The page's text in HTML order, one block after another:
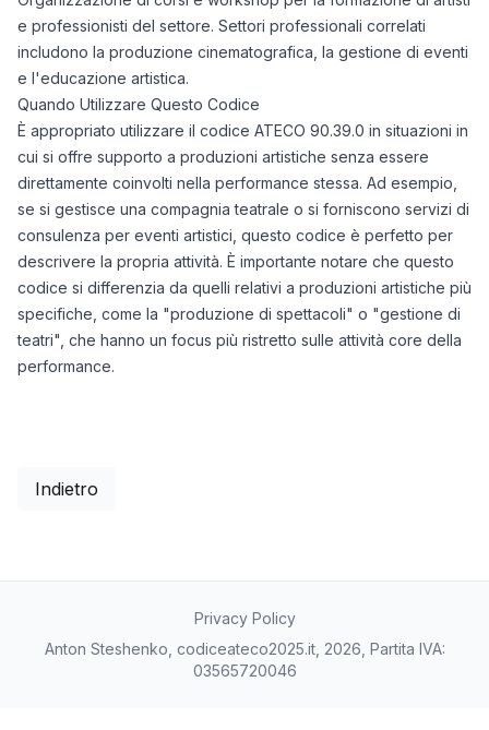
e professionisti del settore. Settori professionali correlati
includono la produzione cinematografica, la gestione di eventi
e l'educazione artistica.
Quando Utilizzare Questo Codice
È appropriato utilizzare il codice ATECO 90.39.0 in situazioni in
cui si offre supporto a produzioni artistiche senza essere
direttamente coinvolti nella performance stessa. Ad esempio,
se si gestisce una compagnia teatrale o si forniscono servizi di
consulenza per eventi artistici, questo codice è perfetto per
descrivere la propria attività. È importante notare che questo
codice si differenzia da quelli relativi a produzioni artistiche più
specifiche, come la "produzione di spettacoli" o "gestione di
teatri", che hanno un focus più ristretto sulle attività core della
performance.
Indietro
Privacy Policy
Anton Steshenko, codiceateco2025.it, 2026, Partita IVA:
03565720046